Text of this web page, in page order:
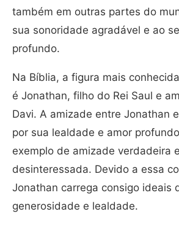
também em outras partes do
sua sonoridade agradável e ao
profundo.
Na Bíblia, a figura mais
é Jonathan, filho do Rei Saul e
Davi. A amizade entre Jonathan
por sua lealdade e amor
exemplo de amizade verdadeira e
desinteressada. Devido a essa
Jonathan carrega consigo ideais
generosidade e lealdade.